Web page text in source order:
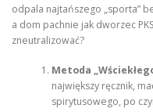
odpala najtańszego „sporta”
a dom pachnie jak dworzec
zneutralizować?
Metoda
największy ręcznik,
spirytusowego, po